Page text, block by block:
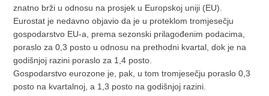
znatno brži u odnosu na prosjek u Europskoj uniji (EU).
Eurostat je nedavno objavio da je u proteklom tromjesečju
gospodarstvo EU-a, prema sezonski prilagođenim podacima,
poraslo za 0,3 posto u odnosu na prethodni kvartal, dok je na
godišnjoj razini poraslo za 1,4 posto.
Gospodarstvo eurozone je, pak, u tom tromjesečju poraslo 0,3
posto na kvartalnoj, a 1,3 posto na godišnjoj razini.